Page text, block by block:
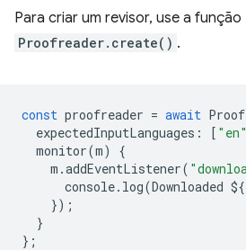
Para criar um revisor, use a função
Proofreader.create() .
const proofreader = await
expectedInputLanguages : [ "en"
monitor(m)
{
m .addEventListener(
console. log(Downloaded ${
});
}
};